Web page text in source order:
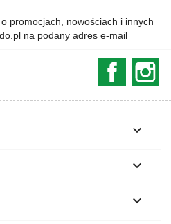
promocjach, nowościach i innych
na podany adres e-mail


